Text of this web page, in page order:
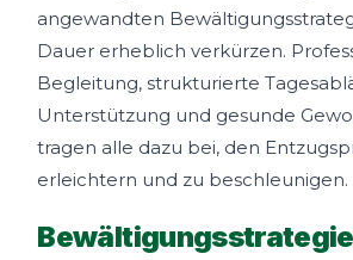
angewandten
Dauer erheblich verkürzen.
Begleitung, strukturierte
Unterstützung und gesunde
tragen alle dazu bei, den
erleichtern und zu beschleunigen.